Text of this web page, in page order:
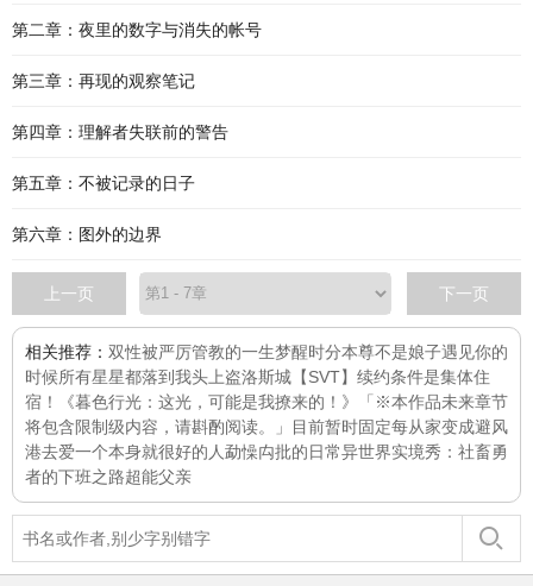
第二章：夜里的数字与消失的帐号
第三章：再现的观察笔记
第四章：理解者失联前的警告
第五章：不被记录的日子
第六章：图外的边界
上一页 下一页
相关推荐： 双性被严厉管教的一生梦醒时分本尊不是娘子遇见你的
时候所有星星都落到我头上盗洛斯城 【SVT】续约条件是集体住
宿！
《暮色行光：这光，可能是我撩来的！》「※本作品未来章节
将包含限制级内容，请斟酌阅读。」目前暂时固定每从家变成避风
港去爱一个本身就很好的人勐懆禸批的日常异世界实境秀：社畜勇
者的下班之路超能父亲